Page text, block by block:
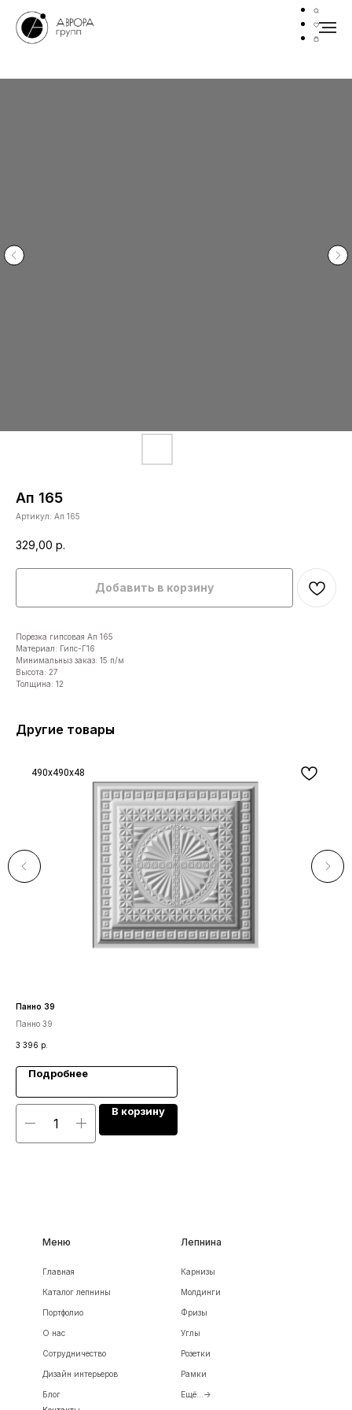
Ап 165
Артикул: Ап 165
329,00 р.
Добавить в корзину
Порезка гипсовая Ап 165
Материал: Гипс-Г16
Минимальныз заказ: 15 п/м
Высота: 27
Толщина: 12
Другие товары
490x490x48
Панно 39
Панно 39
3 396 р.
Подробнее
В корзину
Меню
Главная
О нас
Каталог лепнины
Портфолио
Сотрудничество
Дизайн интерьеров
Блог
Лепнина
Карнизы
Молдинги
Фризы
Углы
Розетки
Рамки
Ещё...->